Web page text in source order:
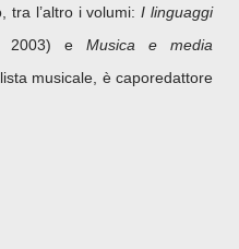
tra l’altro i volumi:I linguaggi
2003) e Musica e media
musicale, è caporedattore